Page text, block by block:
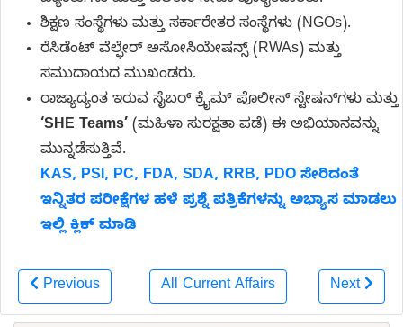
ಶಿಕ್ಷಣ ಸಂಸ್ಥೆಗಳು ಮತ್ತು ಸರ್ಕಾರೇತರ ಸಂಸ್ಥೆಗಳು (NGOs).
ರೆಸಿಡೆಂಟ್ ವೆಲ್ಫೇರ್ ಅಸೋಸಿಯೇಷನ್ಸ್ (RWAs) ಮತ್ತು
ಸಮುದಾಯದ ಮುಖಂಡರು.
ರಾಜ್ಯಾದ್ಯಂತ ಇರುವ ಸೈಬರ್ ಕ್ರೈಮ್ ಪೊಲೀಸ್ ಸ್ಟೇಷನ್‌ಗಳು ಮತ್ತು
‘SHE Teams’ (ಮಹಿಳಾ ಸುರಕ್ಷತಾ ಪಡೆ) ಈ ಅಭಿಯಾನವನ್ನು
ಮುನ್ನಡೆಸುತ್ತಿವೆ.
KAS, PSI, PC, FDA, SDA, RRB, PDO ಸೇರಿದಂತೆ
ಇನ್ನಿತರ ಪರೀಕ್ಷೆಗಳ ಹಳೆ ಪ್ರಶ್ನೆ ಪತ್ರಿಕೆಗಳನ್ನು ಅಭ್ಯಾಸ ಮಾಡಲು
ಇಲ್ಲಿ ಕ್ಲಿಕ್ ಮಾಡಿ
Previous All Current Affairs Next